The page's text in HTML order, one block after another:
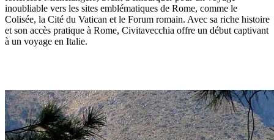
inoubliable vers les sites emblématiques de Rome, comme le
Colisée, la Cité du Vatican et le Forum romain. Avec sa riche histoire
et son accès pratique à Rome, Civitavecchia offre un début captivant
à un voyage en Italie.